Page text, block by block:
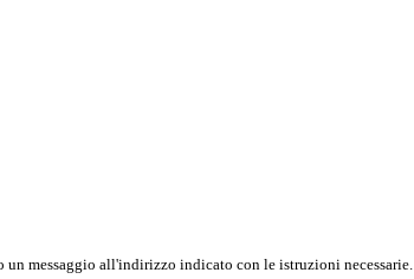
un messaggio all'indirizzo indicato con le istruzioni necessarie.